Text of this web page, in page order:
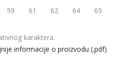
59 61 62 64 65
karaktera.
informacije o proizvodu (.pdf)